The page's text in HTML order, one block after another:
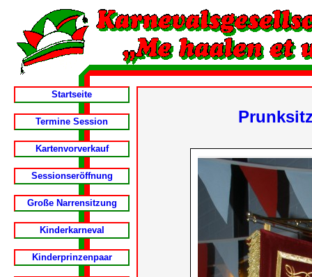
Startseite
Termine Session
Kartenvorverkauf
Sessionseröffnung
Große Narrensitzung
Kinderkarneval
Kinderprinzenpaar